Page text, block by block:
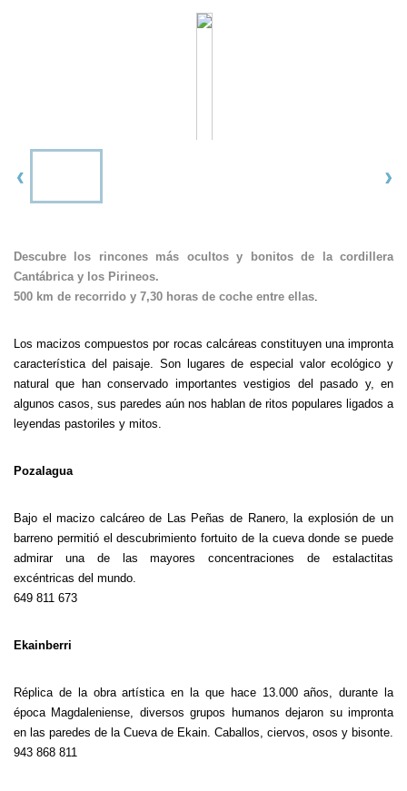
Descubre los rincones más ocultos y bonitos de la cordillera
Cantábrica y los Pirineos.
500 km de recorrido y 7,30 horas de coche entre ellas.
Los macizos compuestos por rocas calcáreas constituyen una impronta
característica del paisaje. Son lugares de especial valor ecológico y
natural que han conservado importantes vestigios del pasado y, en
algunos casos, sus paredes aún nos hablan de ritos populares ligados a
leyendas pastoriles y mitos.
Pozalagua
Bajo el macizo calcáreo de Las Peñas de Ranero, la explosión de un
barreno permitió el descubrimiento fortuito de la cueva donde se puede
admirar una de las mayores concentraciones de estalactitas
excéntricas del mundo.
649 811 673
Ekainberri
Réplica de la obra artística en la que hace 13.000 años, durante la
época Magdaleniense, diversos grupos humanos dejaron su impronta
en las paredes de la Cueva de Ekain. Caballos, ciervos, osos y bisonte.
943 868 811